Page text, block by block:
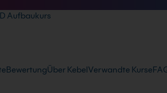
Aufbaukurs
BewertungÜber KebelVerwandte Kurse